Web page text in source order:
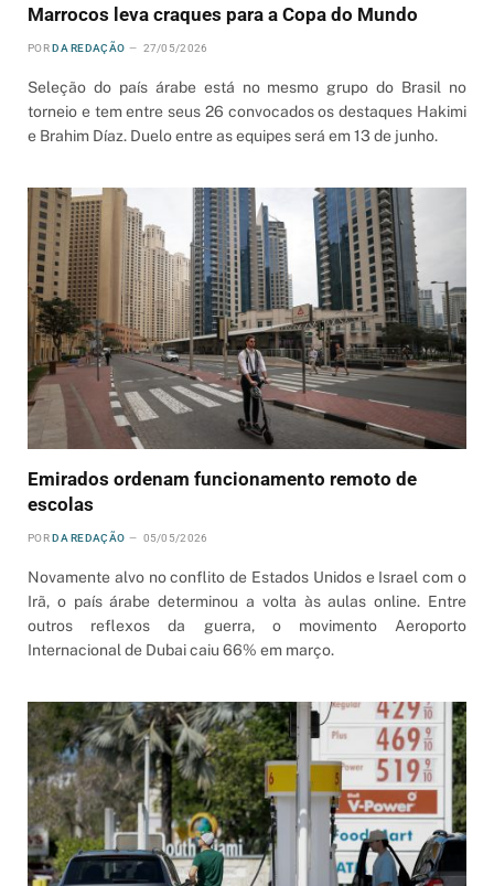
Marrocos leva craques para a Copa do Mundo
POR DA REDAÇÃO 27/05/2026
Seleção do país árabe está no mesmo grupo do Brasil no
torneio e tem entre seus 26 convocados os destaques Hakimi
e Brahim Díaz. Duelo entre as equipes será em 13 de junho.
Emirados ordenam funcionamento remoto de
escolas
POR DA REDAÇÃO 05/05/2026
Novamente alvo no conflito de Estados Unidos e Israel com o
Irã, o país árabe determinou a volta às aulas online. Entre
outros reflexos da guerra, o movimento Aeroporto
Internacional de Dubai caiu 66% em março.